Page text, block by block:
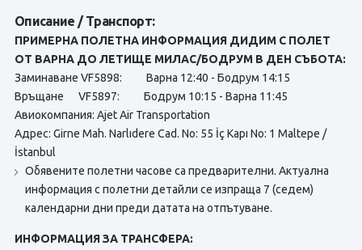
Описание / Транспорт:
ПРИМЕРНА ПОЛЕТНА ИНФОРМАЦИЯ ДИДИМ С ПОЛЕТ
ОТ ВАРНА ДО ЛЕТИЩЕ МИЛАС/БОДРУМ В ДЕН СЪБОТА:
Заминаване VF5898: Варна 12:40 - Бодрум 14:15
Връщане VF5897: Бодрум 10:15 - Варна 11:45
Авиокомпания: Ajet Air Transportation
Адрес: Girne Mah. Narlıdere Cad. No: 55 İç Kapı No: 1 Maltepe /
İstanbul
Обявените полетни часове са предварителни. Актуална
информация с полетни детайли се изпраща 7 (седем)
календарни дни преди датата на отпътуване.
ИНФОРМАЦИЯ ЗА ТРАНСФЕРА: